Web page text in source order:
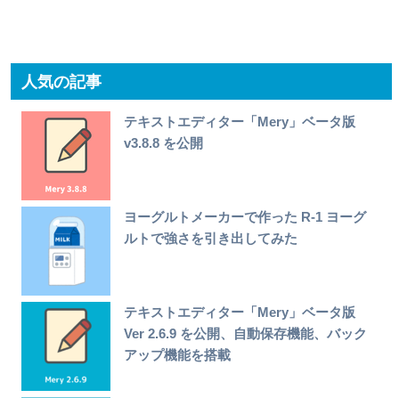
人気の記事
テキストエディター「Mery」ベータ版
v3.8.8 を公開
ヨーグルトメーカーで作った R-1 ヨーグ
ルトで強さを引き出してみた
テキストエディター「Mery」ベータ版
Ver 2.6.9 を公開、自動保存機能、バック
アップ機能を搭載